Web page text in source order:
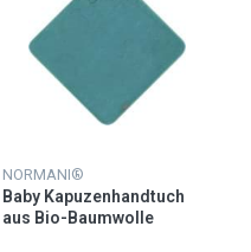
NORMANI®
Baby Kapuzenhandtuch
aus Bio-Baumwolle